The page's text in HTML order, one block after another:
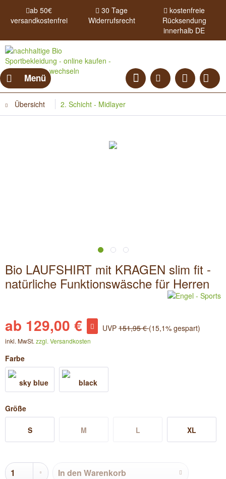
ab 50€
versandkostenfrei
30 Tage
Widerrufsrecht
kostenfreie
Rücksendung
innerhalb DE
Menü
Übersicht 2. Schicht - Midlayer
Bio LAUFSHIRT mit KRAGEN slim fit -
natürliche Funktionswäsche für Herren
ab 129,00 € UVP 151,95 €(15,1% gespart)
inkl. MwSt. zzgl. Versandkosten
Farbe
Größe
S M L XL
In den Warenkorb